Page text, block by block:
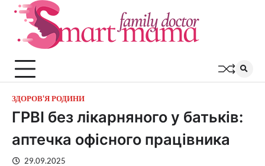
Перейти
ЗДОРОВ'Я РОДИНИ
ГРВІ без лікарняного у батьків:
аптечка офісного працівника
29.09.2025